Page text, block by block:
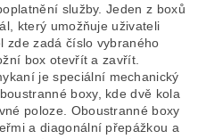
služby. Jeden z boxů
který umožňuje uživateli
zde zadá číslo vybraného
box otevřít a zavřít.
je speciální mechanický
boxy, kde dvě kola
poloze. Oboustranné boxy
a diagonální přepážkou a